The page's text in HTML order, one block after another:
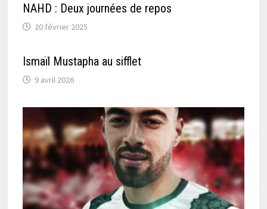
NAHD : Deux journées de repos
20 février 2025
Ismaïl Mustapha au sifflet
9 avril 2026